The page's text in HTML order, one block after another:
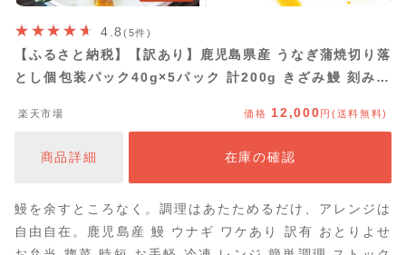
4.8(5件)
【ふるさと納税】【訳あり】鹿児島県産 うなぎ蒲焼切り落
とし個包装パック40g×5パック 計200g きざみ鰻 刻み鰻
ご自宅用 うざく 鰻玉 卵焼き 食品 お取り寄せグルメ おか
楽天市場 価格 12,000 円(送料無料)
商品詳細 在庫の確認
鰻を余すところなく。調理はあたためるだけ、アレンジは
自由自在。鹿児島産 鰻 ウナギ ワケあり 訳有 おとりよせ